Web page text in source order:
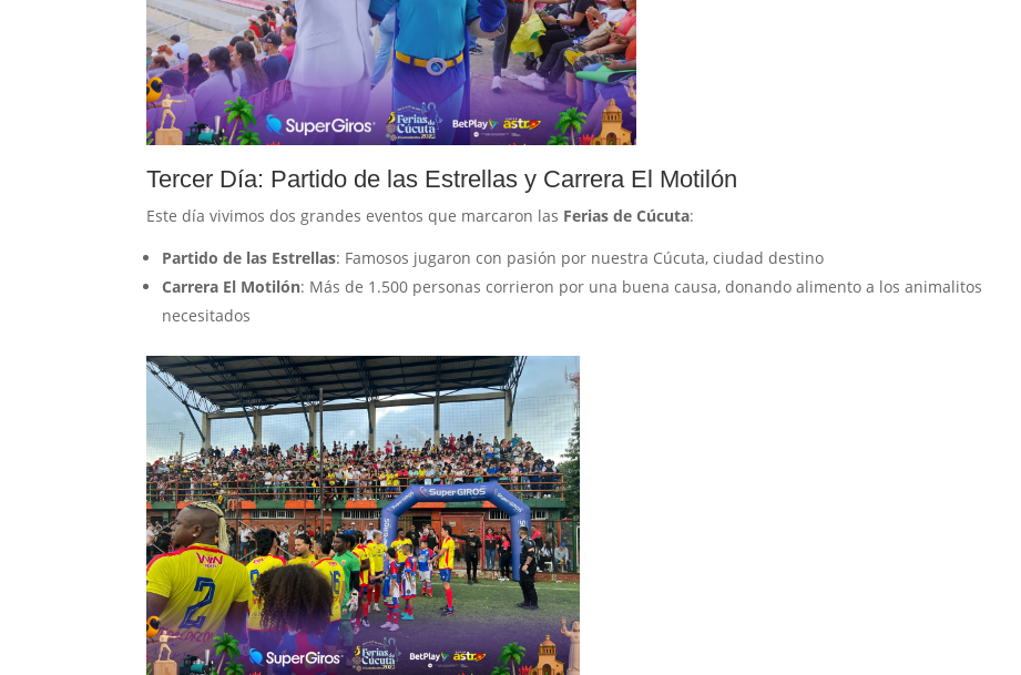
Tercer Día: Partido de las Estrellas y Carrera El Motilón
Este día vivimos dos grandes eventos que marcaron las Ferias de Cúcuta:
Partido de las Estrellas: Famosos jugaron con pasión por nuestra Cúcuta, ciudad destino
Carrera El Motilón: Más de 1.500 personas corrieron por una buena causa, donando alimento a los animalitos
necesitados